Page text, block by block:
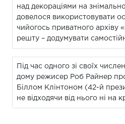
над декораціями на
довелося використовувати
чийогось приватного архіву
решту – додумувати
Під час одного зі своїх
дому режисер Роб Райнер
Біллом Клінтоном (42-й
не відходячи від нього ні на